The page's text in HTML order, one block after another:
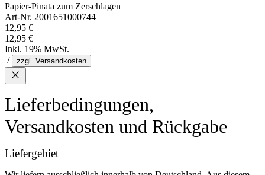
Papier-Pinata zum Zerschlagen
Art-Nr. 2001651000744
12,95 €
12,95 €
Inkl. 19% MwSt.
/
zzgl. Versandkosten
Lieferbedingungen,
Versandkosten und Rückgabe
Liefergebiet